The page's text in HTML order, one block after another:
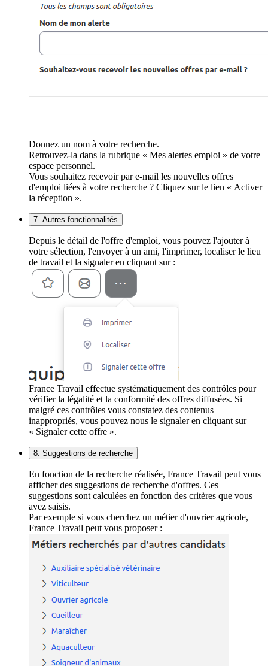
Donnez un nom à votre recherche.
Retrouvez-la dans la rubrique « Mes alertes emploi » de votre
espace personnel.
Vous souhaitez recevoir par e-mail les nouvelles offres
d'emploi liées à votre recherche ? Cliquez sur le lien « Activer
la réception ».
7. Autres fonctionnalités
Depuis le détail de l'offre d'emploi, vous pouvez l'ajouter à
votre sélection, l'envoyer à un ami, l'imprimer, localiser le lieu
de travail et la signaler en cliquant sur :
France Travail effectue systématiquement des contrôles pour
vérifier la légalité et la conformité des offres diffusées. Si
malgré ces contrôles vous constatez des contenus
inappropriés, vous pouvez nous le signaler en cliquant sur
« Signaler cette offre ».
8. Suggestions de recherche
En fonction de la recherche réalisée, France Travail peut vous
afficher des suggestions de recherche d'offres. Ces
suggestions sont calculées en fonction des critères que vous
avez saisis.
Par exemple si vous cherchez un métier d'ouvrier agricole,
France Travail peut vous proposer :